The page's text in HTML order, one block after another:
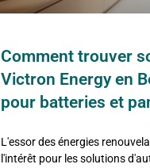
Comment trouver
Victron Energy en
pour batteries et
L'essor des énergies
l'intérêt pour les solutions